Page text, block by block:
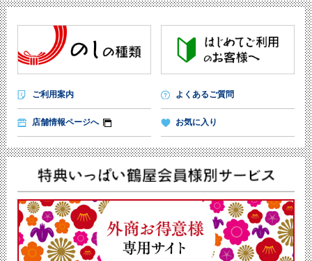
ご利用案内 よくあるご質問
店舗情報ページへ お気に入り